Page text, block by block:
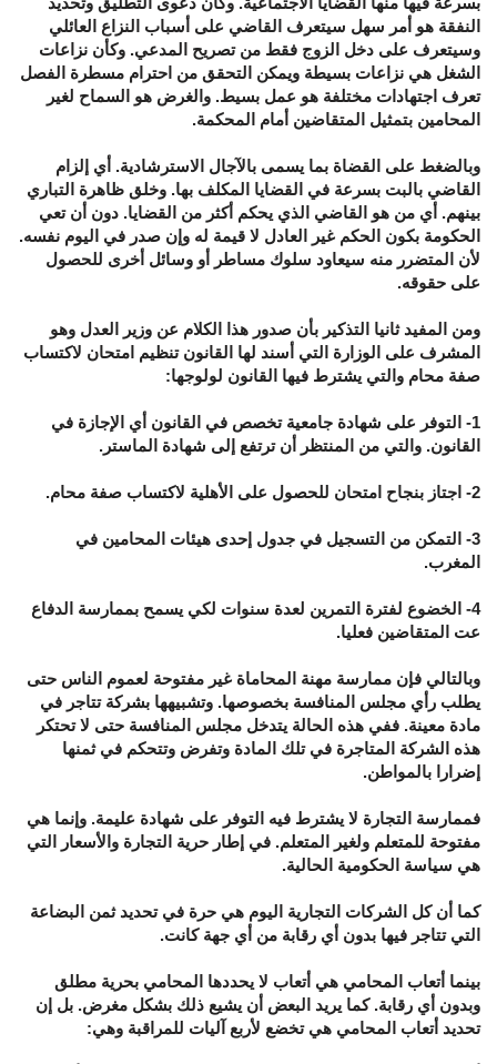
النفقة هو أمر سهل سيتعرف القاضي على أسباب النزاع العائلي
وسيتعرف على دخل الزوج فقط من تصريح المدعي. وكأن نزاعات
الشغل هي نزاعات بسيطة ويمكن التحقق من احترام مسطرة الفصل
تعرف اجتهادات مختلفة هو عمل بسيط. والغرض هو السماح لغير
المحامين بتمثيل المتقاضين أمام المحكمة.
وبالضغط على القضاة بما يسمى بالآجال الاسترشادية. أي إلزام
القاضي بالبت بسرعة في القضايا المكلف بها. وخلق ظاهرة التباري
بينهم. أي من هو القاضي الذي يحكم أكثر من القضايا. دون أن تعي
الحكومة بكون الحكم غير العادل لا قيمة له وإن صدر في اليوم نفسه.
لأن المتضرر منه سيعاود سلوك مساطر أو وسائل أخرى للحصول
على حقوقه.
ومن المفيد ثانيا التذكير بأن صدور هذا الكلام عن وزير العدل وهو
المشرف على الوزارة التي أسند لها القانون تنظيم امتحان لاكتساب
صفة محام والتي يشترط فيها القانون لولوجها:
1- التوفر على شهادة جامعية تخصص في القانون أي الإجازة في
القانون. والتي من المنتظر أن ترتفع إلى شهادة الماستر.
2- اجتاز بنجاح امتحان للحصول على الأهلية لاكتساب صفة محام.
3- التمكن من التسجيل في جدول إحدى هيئات المحامين في
المغرب.
4- الخضوع لفترة التمرين لعدة سنوات لكي يسمح بممارسة الدفاع
عت المتقاضين فعليا.
وبالتالي فإن ممارسة مهنة المحاماة غير مفتوحة لعموم الناس حتى
يطلب رأي مجلس المنافسة بخصوصها. وتشبيهها بشركة تتاجر في
مادة معينة. ففي هذه الحالة يتدخل مجلس المنافسة حتى لا تحتكر
هذه الشركة المتاجرة في تلك المادة وتفرض وتتحكم في ثمنها
إضرارا بالمواطن.
فممارسة التجارة لا يشترط فيه التوفر على شهادة عليمة. وإنما هي
مفتوحة للمتعلم ولغير المتعلم. في إطار حرية التجارة والأسعار التي
هي سياسة الحكومية الحالية.
كما أن كل الشركات التجارية اليوم هي حرة في تحديد ثمن البضاعة
التي تتاجر فيها بدون أي رقابة من أي جهة كانت.
بينما أتعاب المحامي هي أتعاب لا يحددها المحامي بحرية مطلق
وبدون أي رقابة. كما يريد البعض أن يشيع ذلك بشكل مغرض. بل إن
تحديد أتعاب المحامي هي تخضع لأربع آليات للمراقبة وهي: